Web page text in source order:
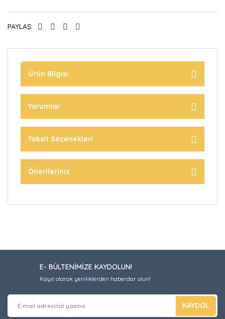
PAYLAŞ:
Ürün Bilgisi
Yorumlar
Taksit Seçenekleri
Önerileriniz
E- BÜLTENİMİZE KAYDOLUN!
Kayıt olarak yeniliklerden haberdar olun!
KAYDOL